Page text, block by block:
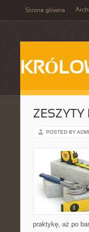
Strona główna
ZESZYTY
POSTED BY
praktykę, aż po